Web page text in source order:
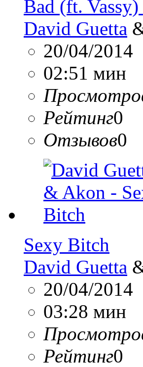
Bad (ft.
David Guetta
20/04/2014
02:51 мин
Рейтинг0
Отзывов0
Sexy Bitch
David Guetta
20/04/2014
03:28 мин
Рейтинг0